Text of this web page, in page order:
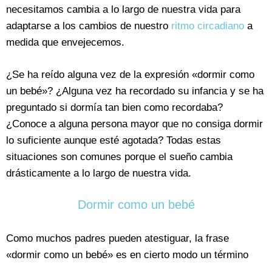
necesitamos cambia a lo largo de nuestra vida para
adaptarse a los cambios de nuestro ritmo circadiano a
medida que envejecemos.
¿Se ha reído alguna vez de la expresión «dormir como
un bebé»? ¿Alguna vez ha recordado su infancia y se ha
preguntado si dormía tan bien como recordaba?
¿Conoce a alguna persona mayor que no consiga dormir
lo suficiente aunque esté agotada? Todas estas
situaciones son comunes porque el sueño cambia
drásticamente a lo largo de nuestra vida.
Dormir como un bebé
Como muchos padres pueden atestiguar, la frase
«dormir como un bebé» es en cierto modo un término